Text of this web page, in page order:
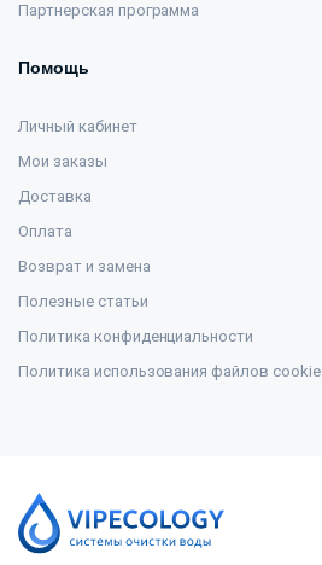
Партнерская программа
Помощь
Личный кабинет
Мои заказы
Доставка
Оплата
Возврат и замена
Полезные статьи
Политика конфиденциальности
Политика использования файлов cookie